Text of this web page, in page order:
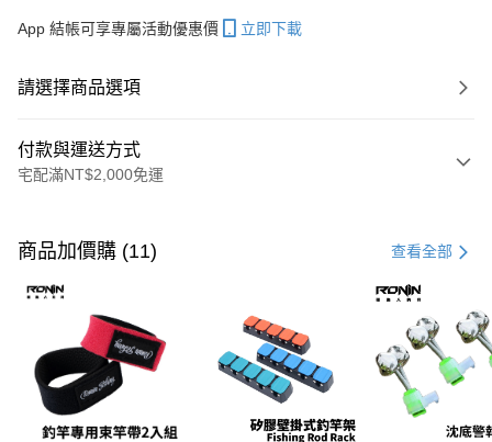
App 結帳可享專屬活動優惠價 立即下載
請選擇商品選項
付款與運送方式
宅配滿NT$2,000免運
信用卡一次付款
信用卡分期付款
3 期 0 利率 每期 21家銀行
合作金庫商業銀行
第一商業銀行
華南商業銀行
彰化商業銀行
上海商業儲蓄銀行
台北富邦商業銀行
國泰世華商業銀行
兆豐國際商業銀行
Apple Pay
街口支付
商品加價購 (11) 查看全部